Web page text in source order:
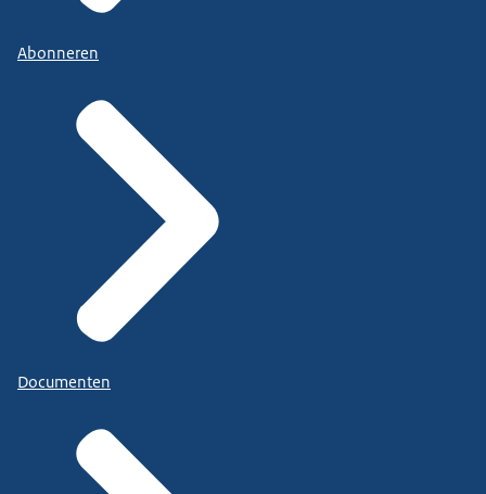
Abonneren
Documenten